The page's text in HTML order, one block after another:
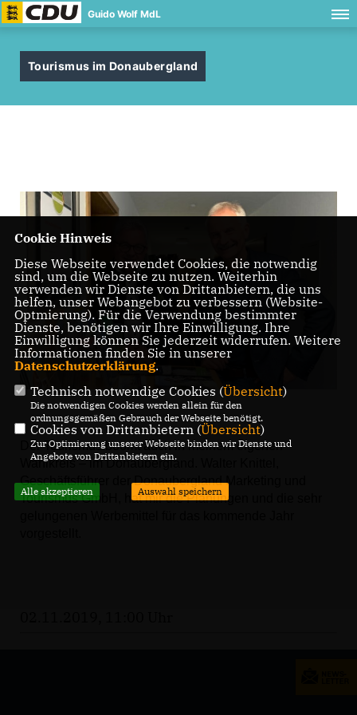
Guido Wolf MdL
Tourismus im Donaubergland
Der Tourismus boomt auch in meinem eigenen
Wahlkreis – im Donaubergland. Walter Knittel,
Geschäftsführer derDonaubergland Marketing und
Tourismus GmbH,
hat mir die Planungen und die sehr
Cookie Hinweis
Diese Webseite verwendet Cookies, die notwendig
sind, um die Webseite zu nutzen. Weiterhin
verwenden wir Dienste von Drittanbietern, die uns
helfen, unser Webangebot zu verbessern (Website-
Optmierung). Für die Verwendung bestimmter
Dienste, benötigen wir Ihre Einwilligung. Ihre
Einwilligung können Sie jederzeit widerrufen. Weitere
Informationen finden Sie in unserer
Datenschutzerklärung.
Technisch notwendige Cookies (Übersicht)
Die notwendigen Cookies werden allein für den
ordnungsgemäßen Gebrauch der Webseite benötigt.
Cookies von Drittanbietern (Übersicht)
Zur Optimierung unserer Webseite binden wir Dienste und
Angebote von Drittanbietern ein.
Alle akzeptieren Auswahl speichern